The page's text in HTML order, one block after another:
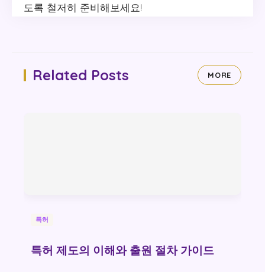
도록 철저히 준비해보세요!
Related Posts MORE
특허
특허 제도의 이해와 출원 절차 가이드